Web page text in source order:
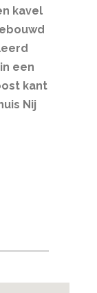
kavel
een
kant
Nij